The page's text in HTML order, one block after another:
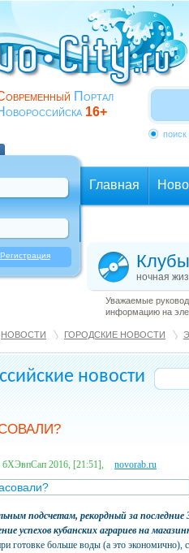
Портал
16+
поиск
Регистрация
Главная
Клубы
ночная
Уважаемые
информацию на
НОВОСТИ ГОРОДСКИЕ НОВОСТИ
новости
2016, [21:51], novorab.ru
подсчетам, рекордный за
успехов кубанских аграриев на
готовке больше воды (а это